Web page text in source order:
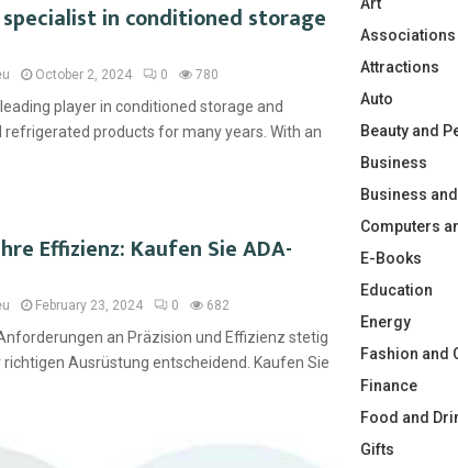
in conditioned storage
October 2, 2024 0 780
player in conditioned storage and
products for many years. With an
Effizienz: Kaufen Sie ADA-
February 23, 2024 0 682
an Präzision und Effizienz stetig
richtigen Ausrüstung entscheidend. Kaufen Sie
Associations
Attractions
Auto
Beauty and
Business
Business
Computers
E-Books
Education
Energy
Fashion and
Finance
Food and
Gifts